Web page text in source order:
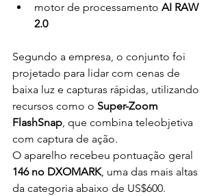
motor de processamento AI RAW
2.0
Segundo a empresa, o conjunto foi
projetado para lidar com cenas de
baixa luz e capturas rápidas, utilizando
recursos como o Super-Zoom
FlashSnap, que combina teleobjetiva
com captura de ação.
O aparelho recebeu pontuação geral
146 no DXOMARK, uma das mais altas
da categoria abaixo de US$600.